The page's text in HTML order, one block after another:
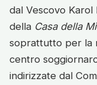
dal Vescovo Karol
della Casa della
soprattutto per la
centro
indirizzate dal